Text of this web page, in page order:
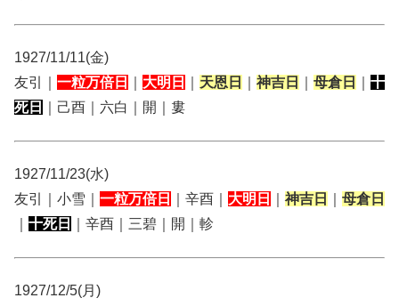
1927/11/11(金)
友引｜ 一粒万倍日 大明日 天恩日 神吉日 母倉日
十
死日
｜己酉｜六白｜開｜婁
1927/11/23(水)
友引｜小雪｜ 一粒万倍日 ｜辛酉｜ 大明日 神吉日
母倉日
十死日 ｜辛酉｜三碧｜開｜軫
1927/12/5(月)